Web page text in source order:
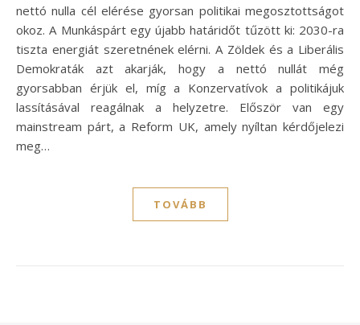
nettó nulla cél elérése gyorsan politikai megosztottságot
okoz. A Munkáspárt egy újabb határidőt tűzött ki: 2030-ra
tiszta energiát szeretnének elérni. A Zöldek és a Liberális
Demokraták azt akarják, hogy a nettó nullát még
gyorsabban érjük el, míg a Konzervatívok a politikájuk
lassításával reagálnak a helyzetre. Először van egy
mainstream párt, a Reform UK, amely nyíltan kérdőjelezi
meg…
TOVÁBB